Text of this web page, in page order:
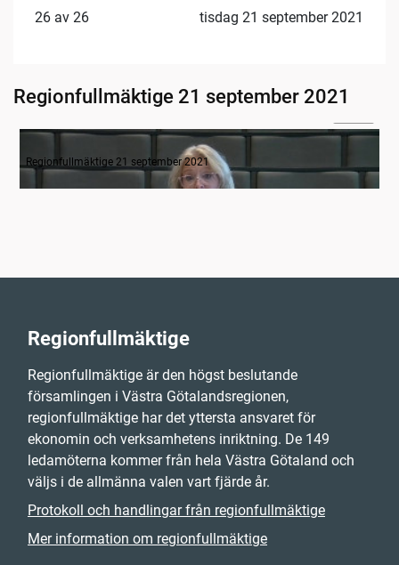
26 av 26 tisdag 21 september 2021
Regionfullmäktige 21 september 2021
Regionfullmäktige 21 september 2021
Regionfullmäktige
Regionfullmäktige är den högst beslutande
församlingen i Västra Götalandsregionen,
regionfullmäktige har det yttersta ansvaret för
ekonomin och verksamhetens inriktning. De 149
ledamöterna kommer från hela Västra Götaland och
väljs i de allmänna valen vart fjärde år.
Protokoll och handlingar från regionfullmäktige
Mer information om regionfullmäktige